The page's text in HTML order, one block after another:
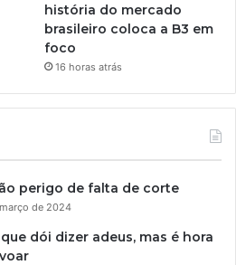
história do mercado
brasileiro coloca a B3 em
foco
16 horas atrás
perigo de falta de corte
de 2024
que dói dizer adeus, mas é hora